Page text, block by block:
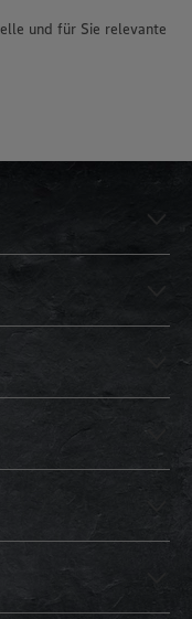
und für Sie relevante